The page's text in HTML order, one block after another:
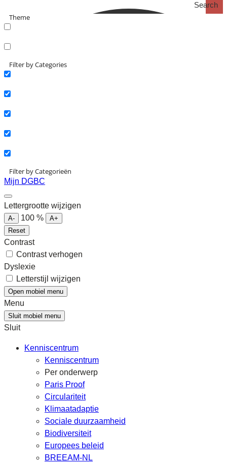
Search
Theme
Filter by Categories
Filter by Categorieën
Mijn DGBC
Lettergrootte wijzigen
A- 100 %
A+
Reset
Contrast
Contrast verhogen
Dyslexie
Letterstijl wijzigen
Open mobiel menu
Menu
Sluit mobiel menu
Sluit
Kenniscentrum
Kenniscentrum
Per onderwerp
Paris Proof
Circulariteit
Klimaatadaptie
Sociale duurzaamheid
Biodiversiteit
Europees beleid
BREEAM-NL